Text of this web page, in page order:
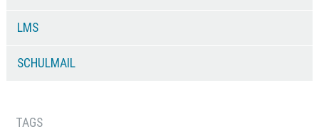
LMS
SCHULMAIL
TAGS